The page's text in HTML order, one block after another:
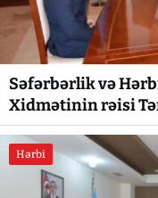
Səfərbərlik və
Xidmətinin rəisi
Hərbi